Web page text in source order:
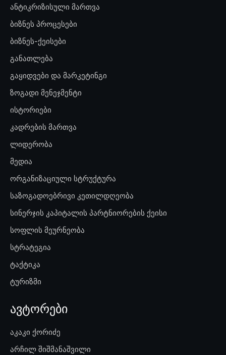
ანტიკრიზისული მართვა
ბიზნეს პროცესები
ბიზნეს-ქეისები
განათლება
გაყიდვები და მარკეტინგი
ზოგადი მენეჯმენტი
ისტორიები
კადრების მართვა
ლიდერობა
მედია
ორგანიზაციული სტრუქტურა
საზოგადოებრივი კეთილდღეობა
სინერჯის კაპიტალის პარტნიორების ქეისი
სოფლის მეურნეობა
სტრატეგია
ტაქტიკა
ტურიზმი
ავტორები
აკაკი ქორიძე
არჩილ შიშმანაშვილი